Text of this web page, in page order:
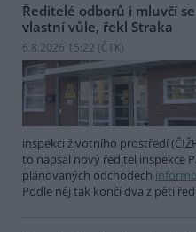
Ředitelé odborů i mluvčí
vlastní vůle, řekl Straka
6.8.2026 15:22 (ČTK)
inspekci životního prostředí
to napsal nový ředitel inspekce
plánovaných odchodech
Podle něj tak končí dva z pěti